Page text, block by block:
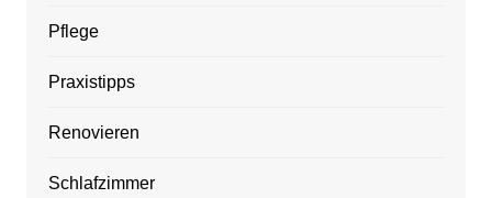
Pflege
Praxistipps
Renovieren
Schlafzimmer